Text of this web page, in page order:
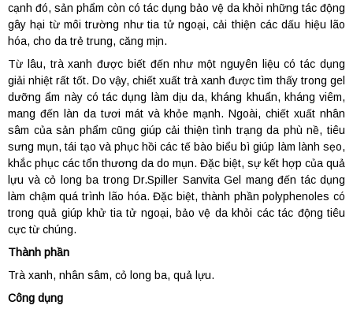
cạnh đó, sản phẩm còn có tác dụng bảo vệ da khỏi những tác động
gây hại từ môi trường như tia tử ngoại, cải thiện các dấu hiệu lão
hóa, cho da trẻ trung, căng mịn.
Từ lâu, trà xanh được biết đến như một nguyên liệu có tác dụng
giải nhiệt rất tốt. Do vậy, chiết xuất trà xanh được tìm thấy trong gel
dưỡng ẩm này có tác dụng làm dịu da, kháng khuẩn, kháng viêm,
mang đến làn da tươi mát và khỏe mạnh. Ngoài, chiết xuất nhân
sâm của sản phẩm cũng giúp cải thiện tình trạng da phù nề, tiêu
sưng mụn, tái tạo và phục hồi các tế bào biểu bì giúp làm lành sẹo,
khắc phục các tổn thương da do mụn. Đặc biệt, sự kết hợp của quả
lựu và cỏ long ba trong Dr.Spiller Sanvita Gel mang đến tác dụng
làm chậm quá trình lão hóa. Đặc biệt, thành phần polyphenoles có
trong quả giúp khử tia tử ngoại, bảo vệ da khỏi các tác động tiêu
cực từ chúng.
Thành phần
Trà xanh, nhân sâm, cỏ long ba, quả lựu.
Công dụng